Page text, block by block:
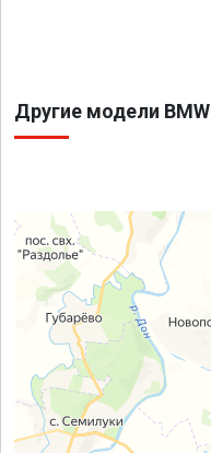
Другие модели BMW